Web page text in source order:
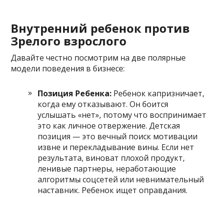
Внутренний ребенок против
Зрелого взрослого
Давайте честно посмотрим на две полярные
модели поведения в бизнесе:
Позиция Ребенка: Ребенок капризничает,
когда ему отказывают. Он боится
услышать «нет», потому что воспринимает
это как личное отвержение. Детская
позиция — это вечный поиск мотивации
извне и перекладывание вины. Если нет
результата, виноват плохой продукт,
ленивые партнеры, неработающие
алгоритмы соцсетей или невнимательный
наставник. Ребенок ищет оправдания.